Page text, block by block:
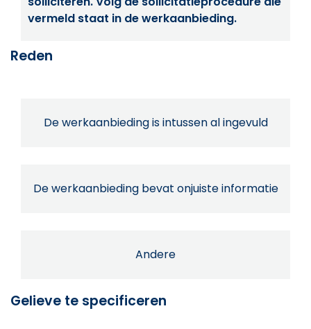
vermeld staat in de werkaanbieding.
Reden
De werkaanbieding is intussen al ingevuld
De werkaanbieding bevat onjuiste informatie
Andere
Gelieve te specificeren